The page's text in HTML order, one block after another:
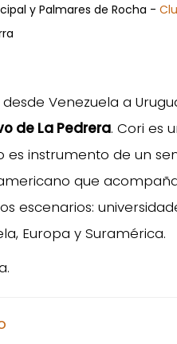
y Palmares de Rocha -
Venezuela a
de La Pedrera. Cori es
es instrumento de un
que
escenarios:
Europa y Suramérica.